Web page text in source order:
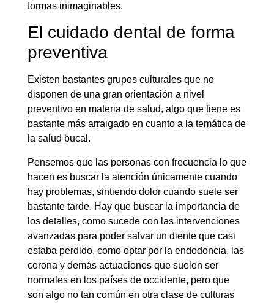
formas inimaginables.
El cuidado dental de forma
preventiva
Existen bastantes grupos culturales que no
disponen de una gran orientación a nivel
preventivo en materia de salud, algo que tiene es
bastante más arraigado en cuanto a la temática de
la salud bucal.
Pensemos que las personas con frecuencia lo que
hacen es buscar la atención únicamente cuando
hay problemas, sintiendo dolor cuando suele ser
bastante tarde. Hay que buscar la importancia de
los detalles, como sucede con las intervenciones
avanzadas para poder salvar un diente que casi
estaba perdido, como optar por la endodoncia, las
corona y demás actuaciones que suelen ser
normales en los países de occidente, pero que
son algo no tan común en otra clase de culturas